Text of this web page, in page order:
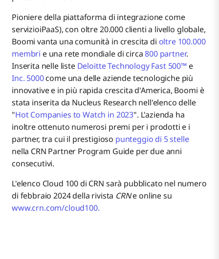
Pioniere della piattaforma di integrazione come
servizioiPaaS), con oltre 20.000 clienti a livello globale,
Boomi vanta una comunità in crescita di oltre 100.000
membri e una rete mondiale di circa800 partner.
Inserita nelle liste Deloitte Technology Fast 500™ e
Inc. 5000come una delle aziende tecnologiche più
innovative e in più rapida crescita d'America, Boomi è
stata inserita da Nucleus Research nell'elenco delle
"Hot Companies to Watch in 2023". L'azienda ha
inoltre ottenuto numerosi premi per i prodotti e i
partner, tra cui il prestigioso punteggio di 5 stelle
nella CRN Partner Program Guide per due anni
consecutivi.
L'elenco Cloud 100 di CRN sarà pubblicato nel numero
di febbraio 2024 della rivista CRNe online su
www.crn.com/cloud100.